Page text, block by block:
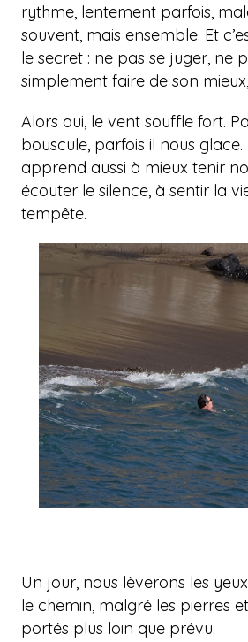
rythme, lentement parfois,
souvent, mais ensemble. Et
le secret : ne pas se juger, ne
simplement faire de son
Alors oui, le vent souffle fort.
bouscule, parfois il nous glace.
apprend aussi à mieux tenir
écouter le silence, à sentir la
tempête.
Un jour, nous lèverons les
le chemin, malgré les pierres
portés plus loin que prévu.